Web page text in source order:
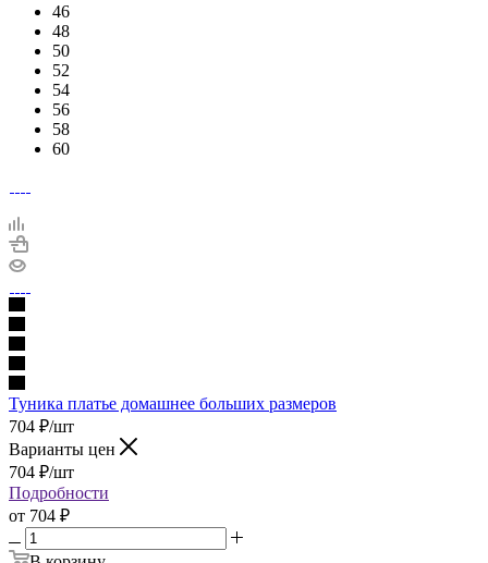
46
48
50
52
54
56
58
60
Туника платье домашнее больших размеров
704 ₽/шт
Варианты цен
704 ₽/шт
Подробности
от 704 ₽